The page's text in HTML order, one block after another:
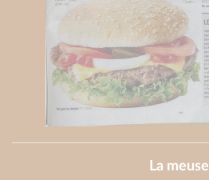
La meuse